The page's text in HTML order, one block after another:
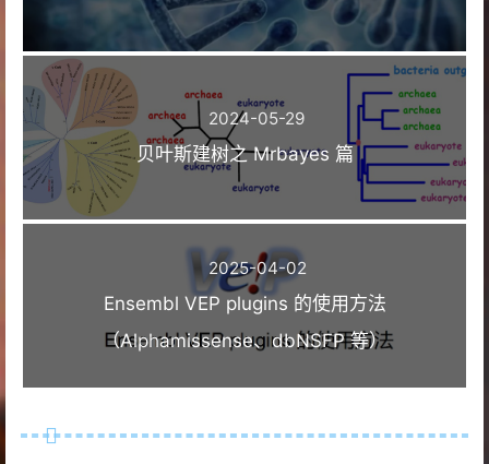
2024-05-29
贝叶斯建树之 Mrbayes 篇
2025-04-02
Ensembl VEP plugins 的使用方法
（Alphamissense、dbNSFP 等）